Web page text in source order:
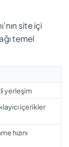
site içi
temel
yerleşim
içerikler
hızını